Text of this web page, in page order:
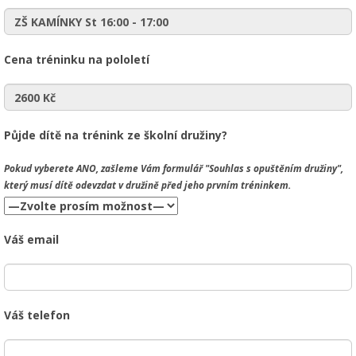
Cena tréninku na pololetí
Půjde dítě na trénink ze školní družiny?
Pokud vybereteANO , zašleme Vám formulář "Souhlas s opuštěním družiny",
který musí dítě odevzdat v družině před jeho prvním tréninkem.
Váš email
Váš telefon